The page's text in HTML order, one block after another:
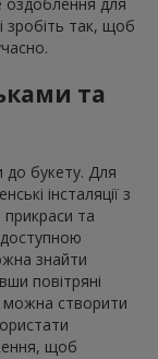
зробіть так, щоб
та
до букету. Для
інсталяції з
прикраси та
доступною
знайти
повітряні
можна створити
щоб